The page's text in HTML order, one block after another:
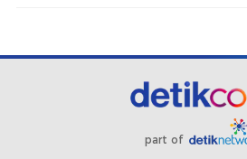
part of